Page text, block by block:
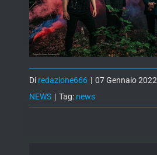
Di redazione666 | 07 Gennaio 2022
NEWS | Tag: news